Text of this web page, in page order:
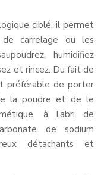
ciblé, il permet
carrelage ou les
humidifiez
et rincez. Du fait de
préférable de porter
la poudre et de le
à l’abri de
de sodium
détachants et